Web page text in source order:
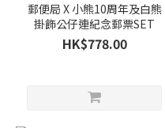
郵便局 X 小熊10周年及白熊
掛飾公仔連紀念郵票SET
HK$778.00